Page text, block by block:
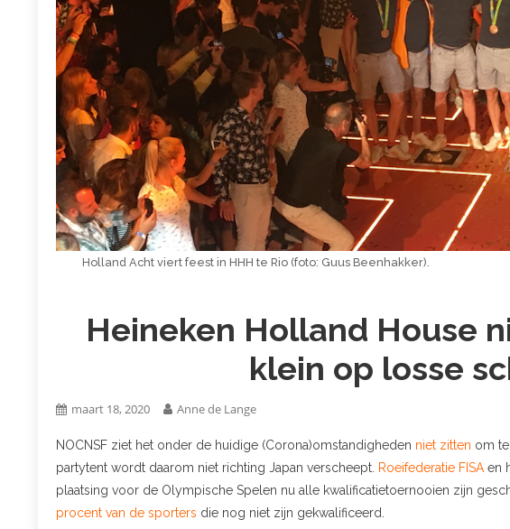
Holland Acht viert feest in HHH te Rio (foto: Guus Beenhakker).
Heineken Holland House
klein op losse
maart 18, 2020 Anne de Lange
NOCNSF ziet het onder de huidige (Corona)omstandigheden niet zitten om
partytent wordt daarom niet richting Japan verscheept. Roeifederatie FISA en
plaatsing voor de Olympische Spelen nu alle kwalificatietoernooien zijn
procent van de sporters die nog niet zijn gekwalificeerd.